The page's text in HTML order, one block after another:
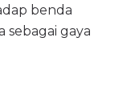
benda
sebagai gaya